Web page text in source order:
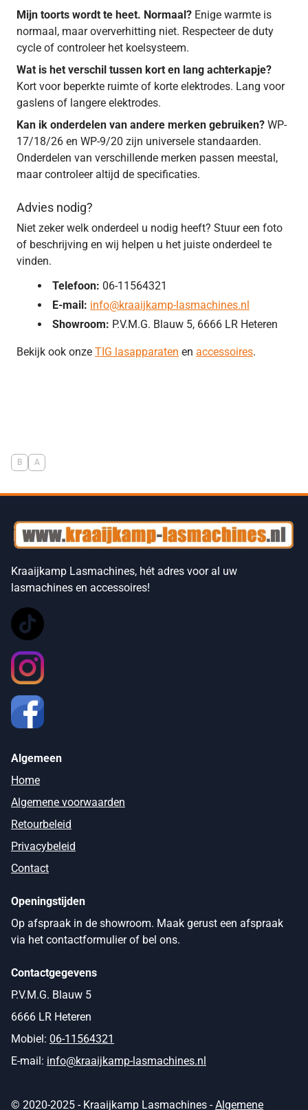
Mijn toorts wordt te heet. Normaal? Enige warmte is
normaal, maar oververhitting niet. Respecteer de duty
cycle of controleer het koelsysteem.
Wat is het verschil tussen kort en lang achterkapje?
Kort voor beperkte ruimte of korte elektrodes. Lang voor
gaslens of langere elektrodes.
Kan ik onderdelen van andere merken gebruiken? WP-
17/18/26 en WP-9/20 zijn universele standaarden.
Onderdelen van verschillende merken passen meestal,
maar controleer altijd de specificaties.
Advies nodig?
Niet zeker welk onderdeel u nodig heeft? Stuur een foto
of beschrijving en wij helpen u het juiste onderdeel te
vinden.
Telefoon: 06-11564321
E-mail: info@kraaijkamp-lasmachines.nl
Showroom: P.V.M.G. Blauw 5, 6666 LR Heteren
Bekijk ook onze TIG lasapparaten en accessoires.
B A
Kraaijkamp Lasmachines, hét adres voor al uw
lasmachines en accessoires!
Algemeen
Home
Algemene voorwaarden
Retourbeleid
Privacybeleid
Contact
Openingstijden
Op afspraak in de showroom. Maak gerust een afspraak
via het contactformulier of bel ons.
Contactgegevens
P.V.M.G. Blauw 5
6666 LR Heteren
Mobiel: 06-11564321
E-mail: info@kraaijkamp-lasmachines.nl
© 2020-2025 - Kraaijkamp Lasmachines -Algemene